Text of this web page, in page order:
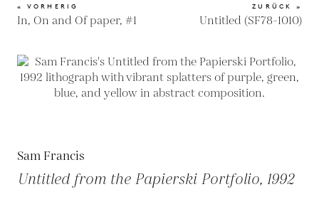
« VORHERIG
In, On and Of paper, #1
ZURÜCK »
Untitled (SF78-1010)
Sam Francis
Untitled from the Papierski Portfolio, 1992